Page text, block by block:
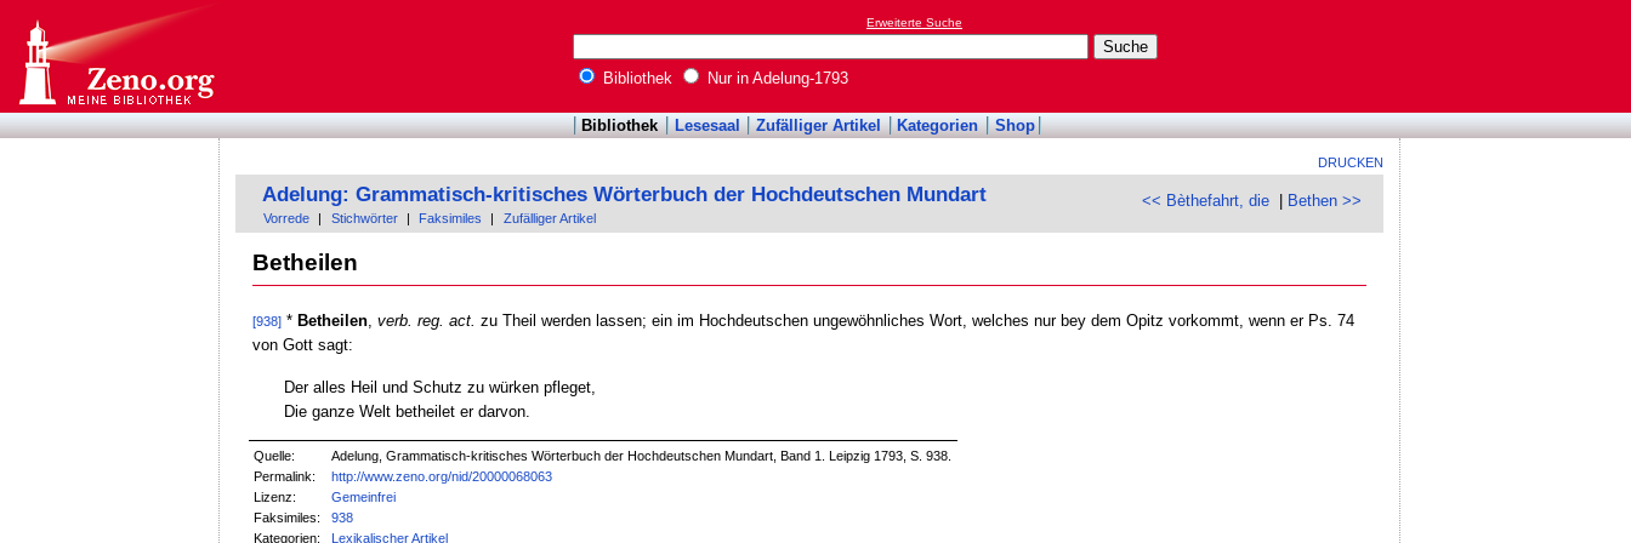
Erweiterte Suche
Bibliothek Nur in Adelung-1793
Bibliothek Lesesaal Zufälliger Artikel Kategorien Shop
DRUCKEN
<< Bèthefahrt, die Bethen >>
Adelung: Grammatisch-kritisches Wörterbuch der Hochdeutschen Mundart
Vorrede Stichwörter Faksimiles Zufälliger Artikel
Betheilen
[938]* Betheilen, verb. reg. act. zu Theil werden lassen; ein im Hochdeutschen ungewöhnliches Wort, welches nur bey dem Opitz vorkommt, wenn er Ps. 74
von Gott sagt:
Der alles Heil und Schutz zu würken pfleget,
Die ganze Welt betheilet er darvon.
Quelle:
Adelung, Grammatisch-kritisches Wörterbuch der Hochdeutschen Mundart, Band 1. Leipzig 1793, S. 938.
Permalink:
http://www.zeno.org/nid/20000068063
Lizenz:
Gemeinfrei
Faksimiles:
938
Kategorien:
Lexikalischer Artikel